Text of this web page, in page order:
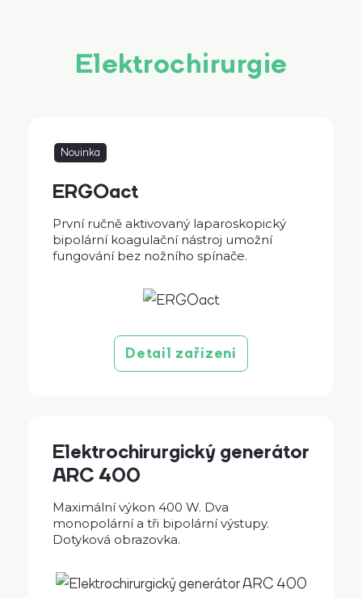
Elektrochirurgie
Novinka
ERGOact
První ručně aktivovaný laparoskopický
bipolární koagulační nástroj umožní
fungování bez nožního spínače.
Detail zařízení
Elektrochirurgický generátor
ARC 400
Maximální výkon 400 W. Dva
monopolární a tři bipolární výstupy.
Dotyková obrazovka.